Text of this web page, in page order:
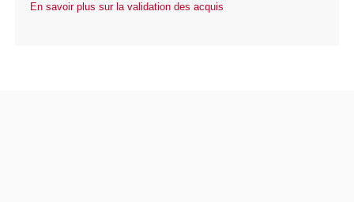
En savoir plus sur la validation des acquis